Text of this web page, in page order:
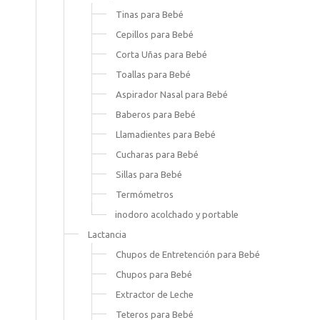
Tinas para Bebé
Cepillos para Bebé
Corta Uñas para Bebé
Toallas para Bebé
Aspirador Nasal para Bebé
Baberos para Bebé
Llamadientes para Bebé
Cucharas para Bebé
Sillas para Bebé
Termómetros
inodoro acolchado y portable
Lactancia
Chupos de Entretención para Bebé
Chupos para Bebé
Extractor de Leche
Teteros para Bebé